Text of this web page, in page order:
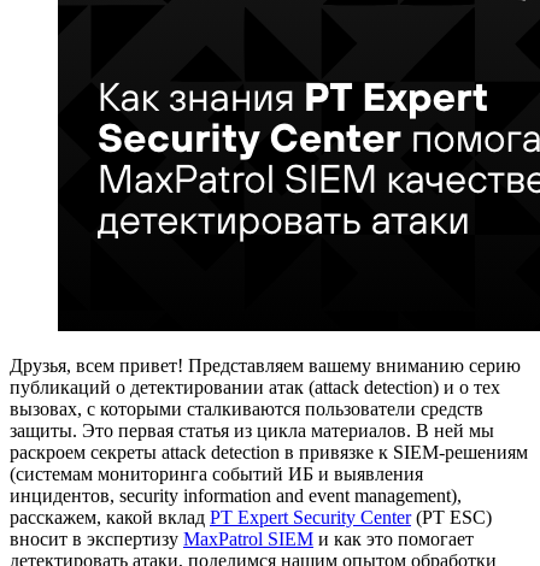
Друзья, всем привет! Представляем вашему вниманию серию
публикаций о детектировании атак (attack detection) и о тех
вызовах, c которыми сталкиваются пользователи средств
защиты. Это первая статья из цикла материалов. В ней мы
раскроем секреты attack detection в привязке к SIEM-решениям
(системам мониторинга событий ИБ и выявления
инцидентов, security information and event management),
расскажем, какой вклад PT Expert Security Center(PT ESC)
вносит в экспертизу MaxPatrol SIEM и как это помогает
детектировать атаки, поделимся нашим опытом обработки